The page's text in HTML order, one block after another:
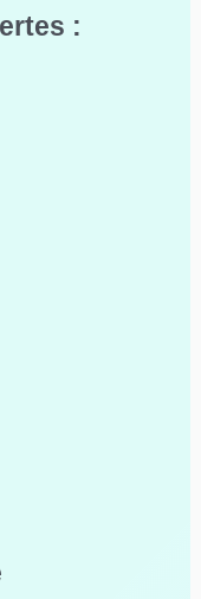
: